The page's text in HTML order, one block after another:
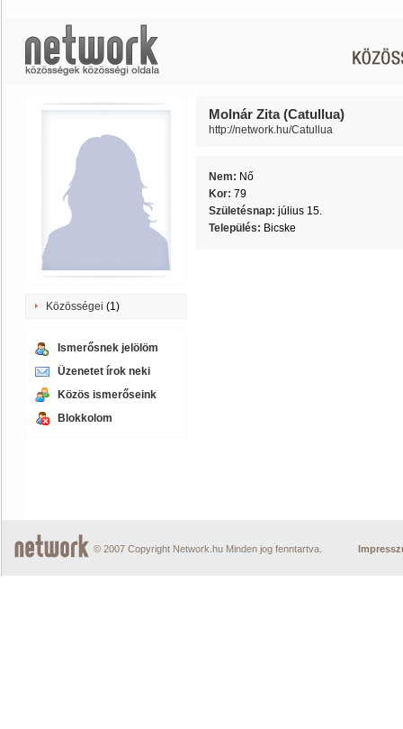
Közösségei (1)
Ismerősnek jelölöm
Üzenetet írok neki
Közös ismerőseink
Blokkolom
Molnár Zita (Catullua)
http://network.hu/Catullua
Nem: Nő
Kor: 79
Születésnap: július 15.
Település: Bicske
© 2007 Copyright Network.hu Minden jog fenntartva.